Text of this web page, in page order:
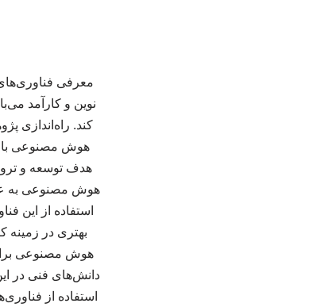
معرفی
نوین و کارآمد
کند. راه‌اندازی
هوش مصنوعی با
هدف توسعه و
هوش مصنوعی به
استفاده از این
بهتری در
هوش مصنوعی
دانش‌های فنی در
استفاده از